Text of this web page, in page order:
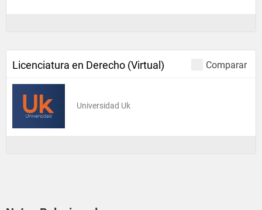
Comparar
Licenciatura en Derecho (Virtual)
Universidad Uk